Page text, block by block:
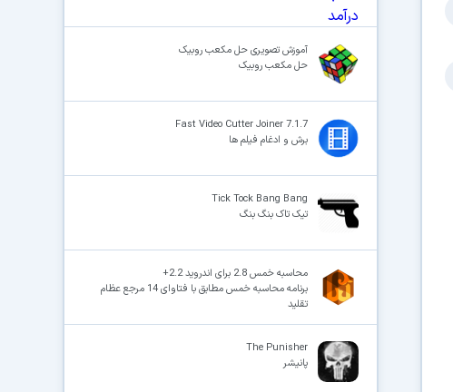
آموزش تصویری حل مکعب روبیک
حل مکعب روبیک
Fast Video Cutter Joiner 7.1.7
برش و ادغام فیلم ها
Tick Tock Bang Bang
تیک تاک بنگ بنگ
محاسبه خمس 2.8 برای اندروید 2.2+
برنامه محاسبه خمس مطابق با فتاوای 14 مرجع عظام
تقلید
The Punisher
پانیشر